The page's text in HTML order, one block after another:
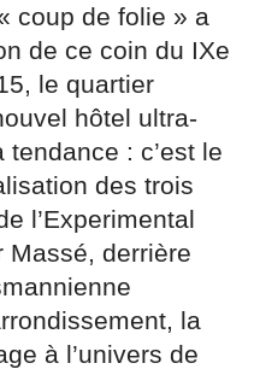
coup de folie » a
de ce coin du IXe
le quartier
hôtel ultra-
: c’est le
des trois
l’Experimental
Massé, derrière
la
à l’univers de